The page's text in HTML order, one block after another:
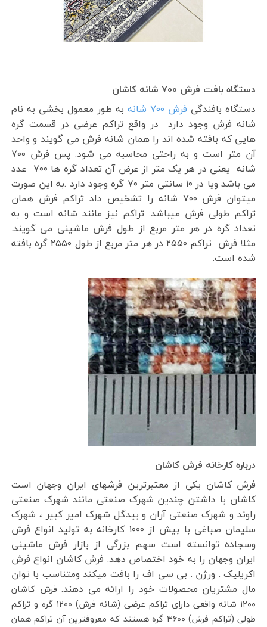
دستگاه بافت فرش ۷۰۰ شانه کاشان
دستگاه بافندگی فرش ۷۰۰ شانه
به طور معمول بخشی به نام
شانه فرش وجود دارد در واقع تراکم عرضی در قسمت گره
هایی که بافته شده اند را همان شانه فرش می گویند و واحد
آن متر است و به راحتی محاسبه می شود. پس فرش ۷۰۰
شانه یعنی در هر یک متر از عرض آن تعداد گره ها ۷۰۰ عدد
می باشد ویا در ۱۰ سانتی متر ۷۰ گره وجود دارد .به این صورت
میتوان فرش ۷۰۰ شانه را تشخیص داد تراکم فرش همان
تراکم طولی فرش میباشد: تراکم نیز مانند شانه است و به
تعداد گره در هر متر مربع از طول فرش ماشینی می گویند.
مثلا فرش تراکم ۲۵۵۰ در هر متر مربع از طول ۲۵۵۰ گره بافته
شده است.
درباره کارخانه فرش کاشان
فرش کاشان یکی از معتبرترین فرشهای ایران وجهان است
کاشان با داشتن چندین شهرک صنعتی مانند شهرک صنعتی
راوند و شهرک صنعتی آران و بیدگل شهرک امیر کبیر ، شهرک
سلیمان صباغی با بیش از ۱۰۰۰ کارخانه به تولید انواع فرش
وسجاده توانسته است سهم بزرگی از بازار فرش ماشینی
ایران وجهان را به خود اختصاص دهد. فرش کاشان انواع فرش
اکریلیک . ورژن . بی سی اف را بافت میکند ومتناسب با توان
مال مشتریان محصولات خود را ارائه می دهند. فرش کاشان
۱۲۰۰ شانه واقعی دارای تراکم عرضی (شانه فرش) ۱۲۰۰ گره و تراکم
طولی (تراکم فرش) ۳۶۰۰ گره هستند که معروفترین آن تراکم همان